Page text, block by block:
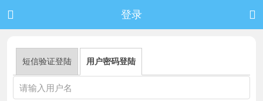
 登录 
短信验证登陆 用户密码登陆